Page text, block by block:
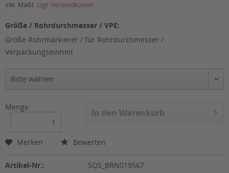
inkl. MwSt. zzgl. Versandkosten
Größe / Rohrdurchmesser / VPE:
Größe Rohrmarkierer / für Rohrdurchmesser /
Verpackungseinheit
Menge:
In den Warenkorb
Merken Bewerten
Artikel-Nr.: SQS_BRN019567